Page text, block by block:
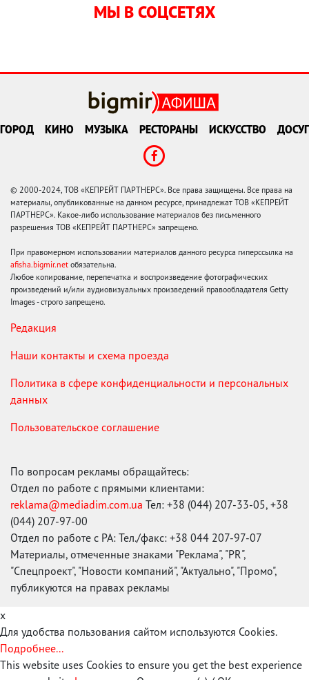
МЫ В СОЦСЕТЯХ
ГОРОД КИНО МУЗЫКА РЕСТОРАНЫ ИСКУССТВО ДОСУГ
© 2000-2024, ТОВ «КЕПРЕЙТ ПАРТНЕРС». Все права защищены. Все права на
материалы, опубликованные на данном ресурсе, принадлежат ТОВ «КЕПРЕЙТ
ПАРТНЕРС». Какое-либо использование материалов без письменного
разрешения ТОВ «КЕПРЕЙТ ПАРТНЕРС» запрещено.
При правомерном использовании материалов данного ресурса гиперссылка на
afisha.bigmir.net обязательна.
Любое копирование, перепечатка и воспроизведение фотографических
произведений и/или аудиовизуальных произведений правообладателя Getty
Images - строго запрещено.
Редакция
Наши контакты и схема проезда
Политика в сфере конфиденциальности и персональных
данных
Пользовательское соглашение
По вопросам рекламы обращайтесь:
Отдел по работе с прямыми клиентами:
reklama@mediadim.com.ua Тел: +38 (044) 207-33-05, +38
(044) 207-97-00
Отдел по работе с РА: Тел./факс: +38 044 207-97-07
Материалы, отмеченные знаками "Реклама", "PR",
"Спецпроект", "Новости компаний", "Актуально", "Промо",
публикуются на правах рекламы
x
Для удобства пользования сайтом используются Cookies.
Подробнее...
This website uses Cookies to ensure you get the best experience